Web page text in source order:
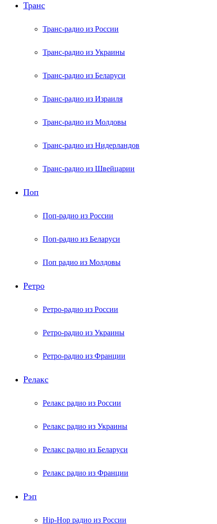
Транс
Транс-радио из России
Транс-радио из Украины
Транс-радио из Беларуси
Транс-радио из Израиля
Транс-радио из Молдовы
Транс-радио из Нидерландов
Транс-радио из Швейцарии
Поп
Поп-радио из России
Поп-радио из Беларуси
Поп радио из Молдовы
Ретро
Ретро-радио из России
Ретро-радио из Украины
Ретро-радио из Франции
Релакс
Релакс радио из России
Релакс радио из Украины
Релакс радио из Беларуси
Релакс радио из Франции
Рэп
Hip-Hop радио из России